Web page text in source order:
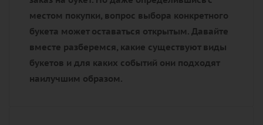
местом покупки, вопрос выбора конкретного
букета может оставаться открытым. Давайте
вместе разберемся, какие существуют виды
букетов и для каких событий они подходят
наилучшим образом.